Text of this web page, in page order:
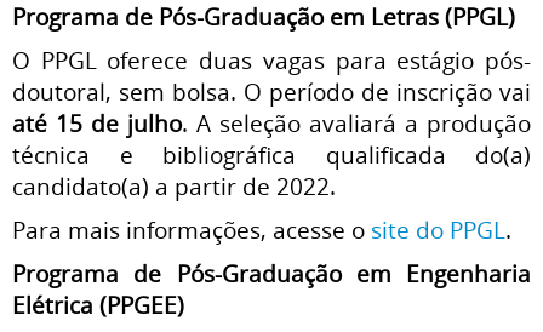
Programa de Pós-Graduação em Letras (PPGL)
O PPGL oferece duas vagas para estágio pós-
doutoral, sem bolsa. O período de inscrição vai
até 15 de julho. A seleção avaliará a produção
técnica e bibliográfica qualificada do(a)
candidato(a) a partir de 2022.
Para mais informações, acesse o site do PPGL.
Programa de Pós-Graduação em Engenharia
Elétrica (PPGEE)